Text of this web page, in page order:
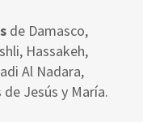
de Damasco,
Hassakeh,
Al Nadara,
Jesús y María.